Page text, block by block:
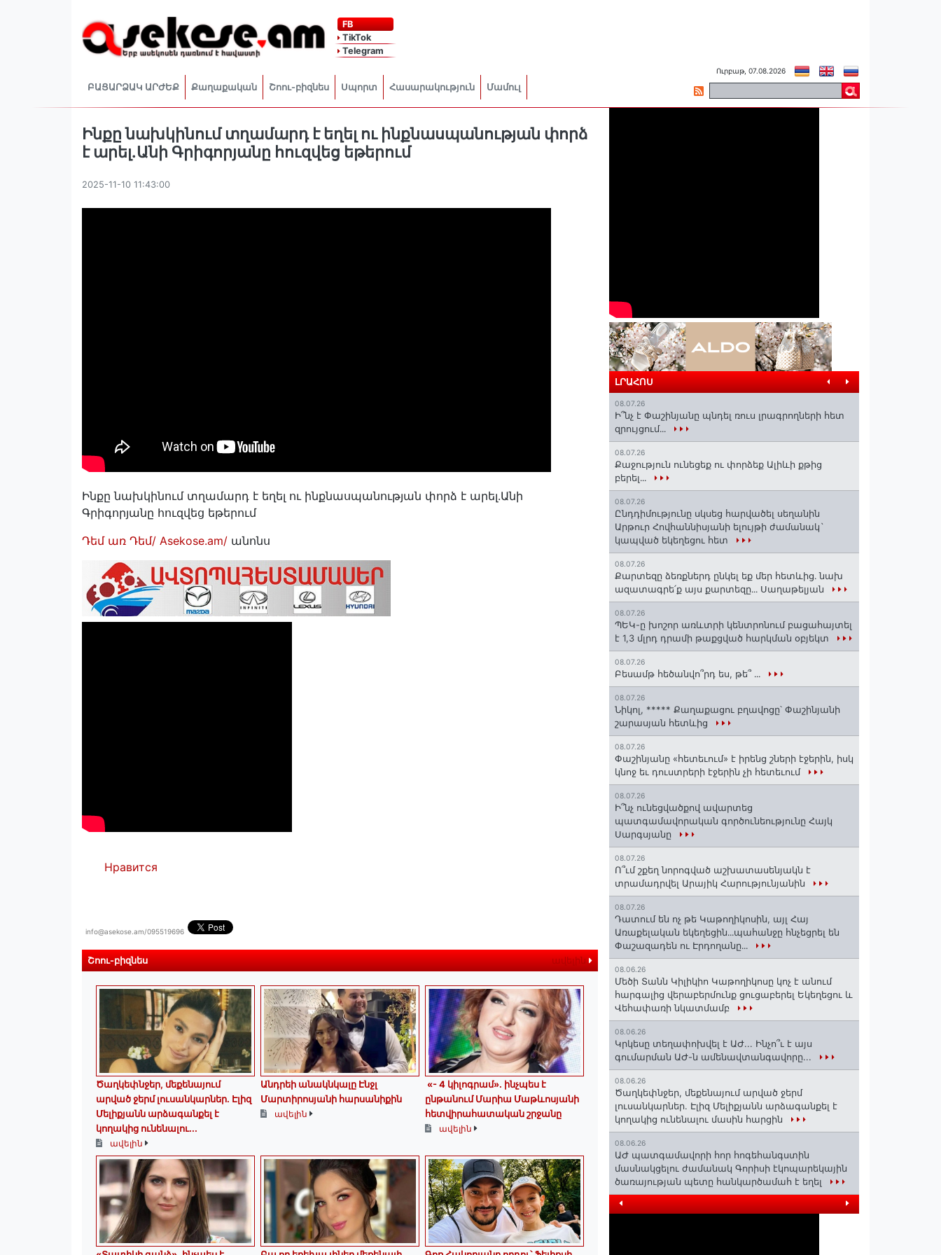
FB
TikTok
Telegram
ԲԱՑԱՐՁԱԿ ԱՐԺԵՔ Քաղաքական Շոու-բիզնես Սպորտ Հասարակություն Մամուլ
Ուրբաթ, 07.08.2026
Ինքը նախկինում տղամարդ է եղել ու ինքնասպանության փորձ
է արել.Անի Գրիգորյանը հուզվեց եթերում
2025-11-10 11:43:00
Ինքը նախկինում տղամարդ է եղել ու ինքնասպանության փորձ է արել.Անի
Գրիգորյանը հուզվեց եթերում
Դեմ առ Դեմ/ Asekose.am/ անոնս
Нравится
info@asekose.am/095519696
Շոու-բիզնես ավելին
Ծաղկեփնջեր, մեքենայում
արված ջերմ լուսանկարներ. Էլիզ
Մելիքյանն արձագանքել է
կողակից ունենալու...
ավելին
Անդրեի անակնկալը Էնջլ
Մարտիրոսյանի հարսանիքին
ավելին
«- 4 կիլոգրամ». ինչպես է
ընթանում Մարիա Մաթևոսյանի
հետվիրահատական շրջանը
ավելին
ԼՐԱՀՈՍ
08.07.26
Ի՞նչ է Փաշինյանը պնդել ռուս լրագրողների հետ
զրույցում․․․
08.07.26
Քաջություն ունեցեք ու փորձեք Ալիևի քթից
բերել․․․
08.07.26
Ընդդիմությունը սկսեց հարվածել սեղանին
Արթուր Հովհաննիսյանի ելույթի ժամանակ`
կապված եկեղեցու հետ
08.07.26
Քարտեզը ձեռքներդ ընկել եք մեր հետևից․ նախ
ազատագրե՛ք այս քարտեզը․․․ Սաղաթելյան
08.07.26
ՊԵԿ-ը խոշոր առևտրի կենտրոնում բացահայտել
է 1,3 մլրդ դրամի թաքցված հարկման օբյեկտ
08.07.26
Բեսամթ հեծանվո՞րդ ես, թե՞ ․․․
08.07.26
Նիկոլ, ***** Քաղաքացու բղավոցը՝ Փաշինյանի
շարասյան հետևից
08.07.26
Փաշինյանը «հետեւում» է իրենց շների էջերին, իսկ
կնոջ եւ դուստրերի էջերին չի հետեւում
08.07.26
Ի՞նչ ունեցվածքով ավարտեց
պատգամավորական գործունեությունը Հայկ
Սարգսյանը
08.07.26
Ո՞ւմ շքեղ նորոգված աշխատասենյակն է
տրամադրվել Արայիկ Հարությունյանին
08.07.26
Դատում են ոչ թե Կաթողիկոսին, այլ Հայ
Առաքելական եկեղեցին․․․պահանջը հնչեցրել են
Փաշազադեն ու Էրդողանը․․․
08.06.26
Մեծի Տանն Կիլիկիո Կաթողիկոսը կոչ է անում
հարգալից վերաբերմունք ցուցաբերել Եկեղեցու և
Վեհափառի նկատմամբ
08.06.26
Կրկեսը տեղափոխվել է ԱԺ... Ինչո՞ւ է այս
գումարման ԱԺ-ն ամենավտանգավորը...
08.06.26
Ծաղկեփնջեր, մեքենայում արված ջերմ
լուսանկարներ. Էլիզ Մելիքյանն արձագանքել է
կողակից ունենալու մասին հարցին
08.06.26
ԱԺ պատգամավորի հոր հոգեհանգստին
մասնակցելու ժամանակ Գորիսի էկոպարեկային
ծառայության պետը հանկարծամահ է եղել